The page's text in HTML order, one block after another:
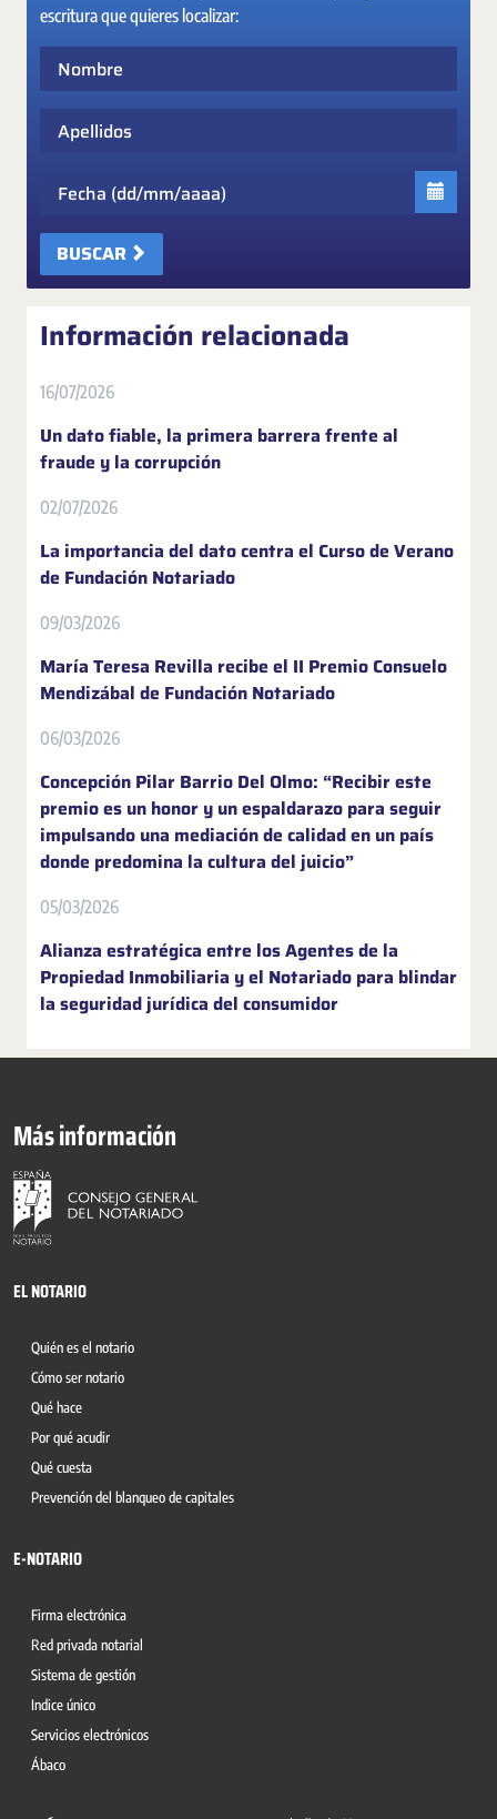
escritura que quieres localizar:
BUSCAR
Información relacionada
16/07/2026
Un dato fiable, la primera barrera frente al
fraude y la corrupción
02/07/2026
La importancia del dato centra el Curso de Verano
de Fundación Notariado
09/03/2026
María Teresa Revilla recibe el II Premio Consuelo
Mendizábal de Fundación Notariado
06/03/2026
Concepción Pilar Barrio Del Olmo: “Recibir este
premio es un honor y un espaldarazo para seguir
impulsando una mediación de calidad en un país
donde predomina la cultura del juicio”
05/03/2026
Alianza estratégica entre los Agentes de la
Propiedad Inmobiliaria y el Notariado para blindar
la seguridad jurídica del consumidor
Más información
EL NOTARIO
Quién es el notario
Cómo ser notario
Qué hace
Por qué acudir
Qué cuesta
Prevención del blanqueo de capitales
E-NOTARIO
Firma electrónica
Red privada notarial
Sistema de gestión
Indice único
Servicios electrónicos
Ábaco